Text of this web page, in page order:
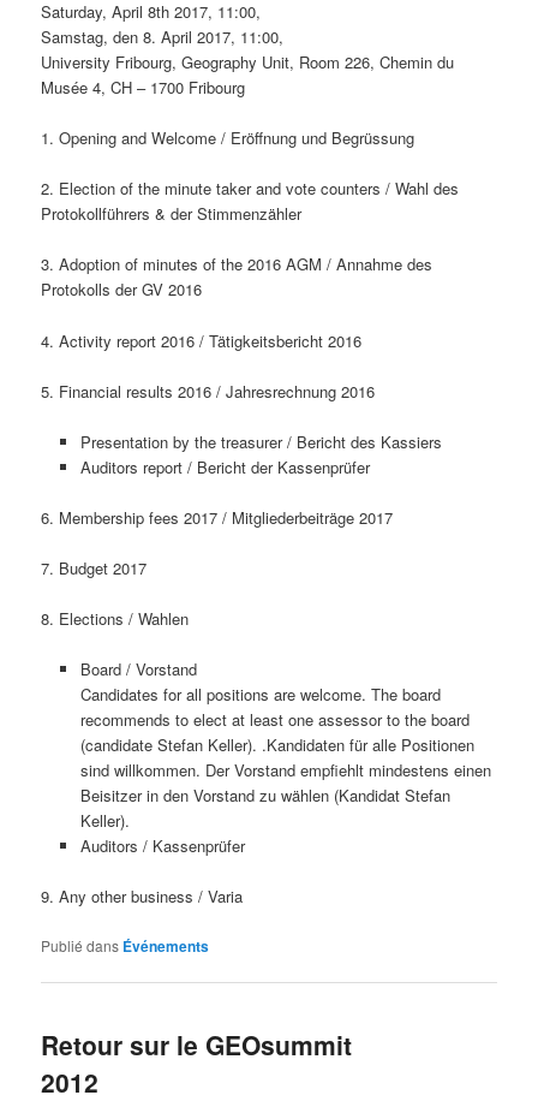
Saturday, April 8th 2017, 11:00,
Samstag, den 8. April 2017, 11:00,
University Fribourg, Geography Unit, Room 226, Chemin du
Musée 4, CH – 1700 Fribourg
1. Opening and Welcome / Eröffnung und Begrüssung
2. Election of the minute taker and vote counters / Wahl des
Protokollführers & der Stimmenzähler
3. Adoption of minutes of the 2016 AGM / Annahme des
Protokolls der GV 2016
4. Activity report 2016 / Tätigkeitsbericht 2016
5. Financial results 2016 / Jahresrechnung 2016
Presentation by the treasurer / Bericht des Kassiers
Auditors report / Bericht der Kassenprüfer
6. Membership fees 2017 / Mitgliederbeiträge 2017
7. Budget 2017
8. Elections / Wahlen
Board / Vorstand
Candidates for all positions are welcome. The board
recommends to elect at least one assessor to the board
(candidate Stefan Keller). .Kandidaten für alle Positionen
sind willkommen. Der Vorstand empfiehlt mindestens einen
Beisitzer in den Vorstand zu wählen (Kandidat Stefan
Keller).
Auditors / Kassenprüfer
9. Any other business / Varia
Publié dans Événements
Retour sur le GEOsummit
2012